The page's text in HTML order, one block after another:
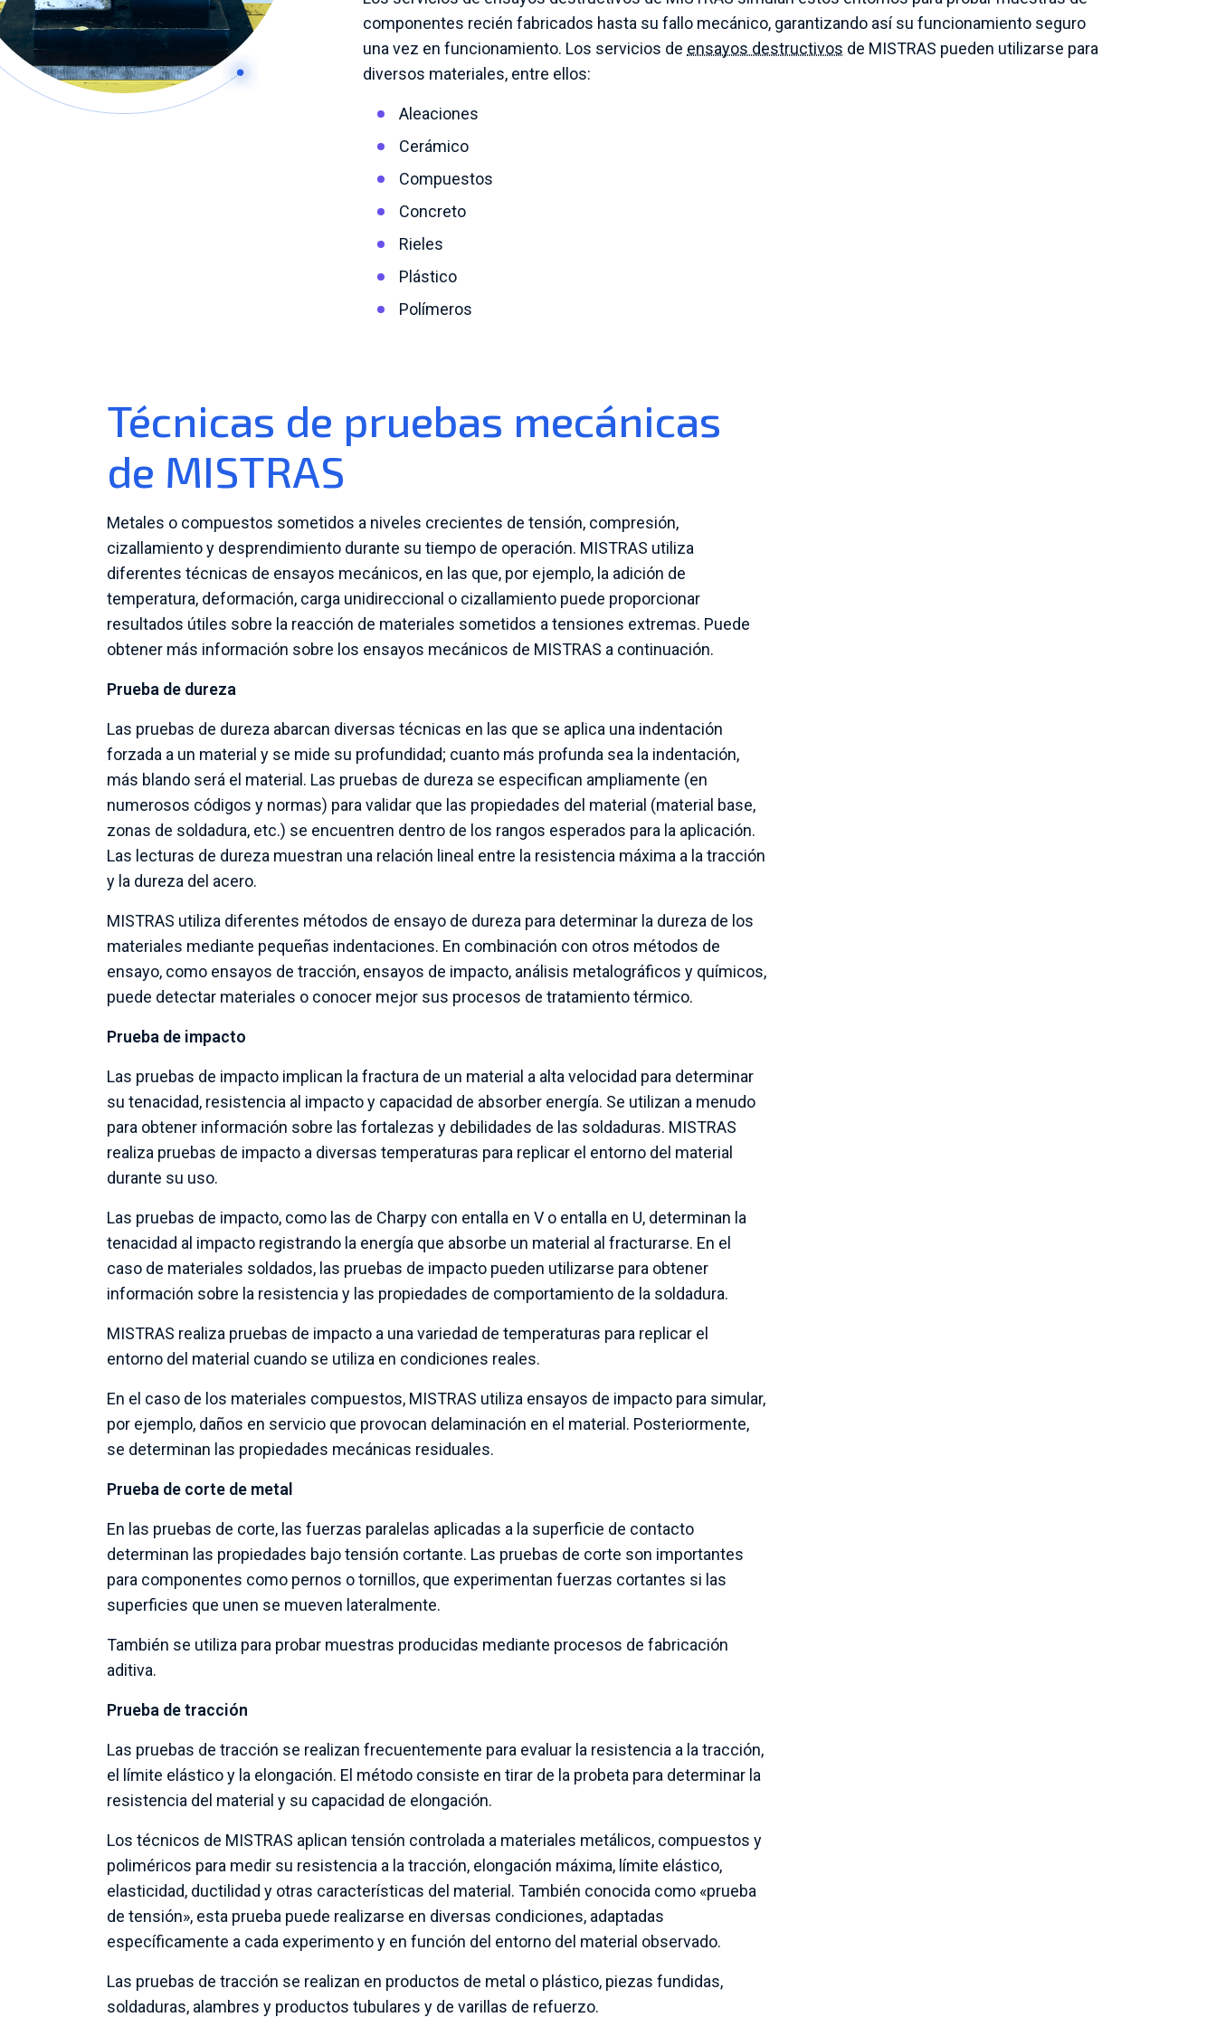
componentes recién fabricados hasta su fallo mecánico, garantizando así su funcionamiento seguro
una vez en funcionamiento. Los servicios de ensayos destructivos de MISTRAS pueden utilizarse para
diversos materiales, entre ellos:
Aleaciones
Cerámico
Compuestos
Concreto
Rieles
Plástico
Polímeros
Técnicas de pruebas mecánicas
de MISTRAS
Metales o compuestos sometidos a niveles crecientes de tensión, compresión,
cizallamiento y desprendimiento durante su tiempo de operación. MISTRAS utiliza
diferentes técnicas de ensayos mecánicos, en las que, por ejemplo, la adición de
temperatura, deformación, carga unidireccional o cizallamiento puede proporcionar
resultados útiles sobre la reacción de materiales sometidos a tensiones extremas. Puede
obtener más información sobre los ensayos mecánicos de MISTRAS a continuación.
Prueba de dureza
Las pruebas de dureza abarcan diversas técnicas en las que se aplica una indentación
forzada a un material y se mide su profundidad; cuanto más profunda sea la indentación,
más blando será el material. Las pruebas de dureza se especifican ampliamente (en
numerosos códigos y normas) para validar que las propiedades del material (material base,
zonas de soldadura, etc.) se encuentren dentro de los rangos esperados para la aplicación.
Las lecturas de dureza muestran una relación lineal entre la resistencia máxima a la tracción
y la dureza del acero.
MISTRAS utiliza diferentes métodos de ensayo de dureza para determinar la dureza de los
materiales mediante pequeñas indentaciones. En combinación con otros métodos de
ensayo, como ensayos de tracción, ensayos de impacto, análisis metalográficos y químicos,
puede detectar materiales o conocer mejor sus procesos de tratamiento térmico.
Prueba de impacto
Las pruebas de impacto implican la fractura de un material a alta velocidad para determinar
su tenacidad, resistencia al impacto y capacidad de absorber energía. Se utilizan a menudo
para obtener información sobre las fortalezas y debilidades de las soldaduras. MISTRAS
realiza pruebas de impacto a diversas temperaturas para replicar el entorno del material
durante su uso.
Las pruebas de impacto, como las de Charpy con entalla en V o entalla en U, determinan la
tenacidad al impacto registrando la energía que absorbe un material al fracturarse. En el
caso de materiales soldados, las pruebas de impacto pueden utilizarse para obtener
información sobre la resistencia y las propiedades de comportamiento de la soldadura.
MISTRAS realiza pruebas de impacto a una variedad de temperaturas para replicar el
entorno del material cuando se utiliza en condiciones reales.
En el caso de los materiales compuestos, MISTRAS utiliza ensayos de impacto para simular,
por ejemplo, daños en servicio que provocan delaminación en el material. Posteriormente,
se determinan las propiedades mecánicas residuales.
Prueba de corte de metal
En las pruebas de corte, las fuerzas paralelas aplicadas a la superficie de contacto
determinan las propiedades bajo tensión cortante. Las pruebas de corte son importantes
para componentes como pernos o tornillos, que experimentan fuerzas cortantes si las
superficies que unen se mueven lateralmente.
También se utiliza para probar muestras producidas mediante procesos de fabricación
aditiva.
Prueba de tracción
Las pruebas de tracción se realizan frecuentemente para evaluar la resistencia a la tracción,
el límite elástico y la elongación. El método consiste en tirar de la probeta para determinar la
resistencia del material y su capacidad de elongación.
Los técnicos de MISTRAS aplican tensión controlada a materiales metálicos, compuestos y
poliméricos para medir su resistencia a la tracción, elongación máxima, límite elástico,
elasticidad, ductilidad y otras características del material. También conocida como «prueba
de tensión», esta prueba puede realizarse en diversas condiciones, adaptadas
específicamente a cada experimento y en función del entorno del material observado.
Las pruebas de tracción se realizan en productos de metal o plástico, piezas fundidas,
soldaduras, alambres y productos tubulares y de varillas de refuerzo.